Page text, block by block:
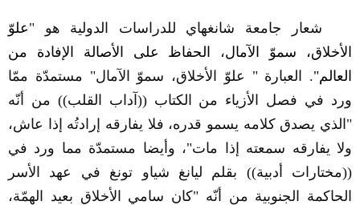
شعار جامعة شانغهاي للدراسات الدولية هو "علوّ
الأخلاق، سموّ الآمال، الحفاظ على الأصالة الإفادة من
العالم". العبارة " علوّ الأخلاق، سموّ الآمال" مستمدّة ممّا
ورد في فصل الأزياء من الكتاب ((آداب القلب)) من أنّه
"الذي يصدق كلامه يسمو قدره، فلا يفارقه إرادتُه إذا عاش،
ولا يفارقه سمعته إذا مات"، وأيضا مستمدّة مما ورد في
((مختارات أدبية)) بقلم ليانغ شياو تونغ في عهد الأسر
الحاكمة الجنوبية من أنّه "كان سامي الأخلاق بعيد الهمّة،